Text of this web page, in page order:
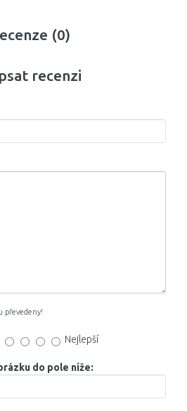
(0)
recenzi
převedeny!
Nejlepší
do pole níže: